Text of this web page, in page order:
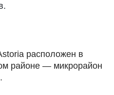
расположен в
районе — микрорайон